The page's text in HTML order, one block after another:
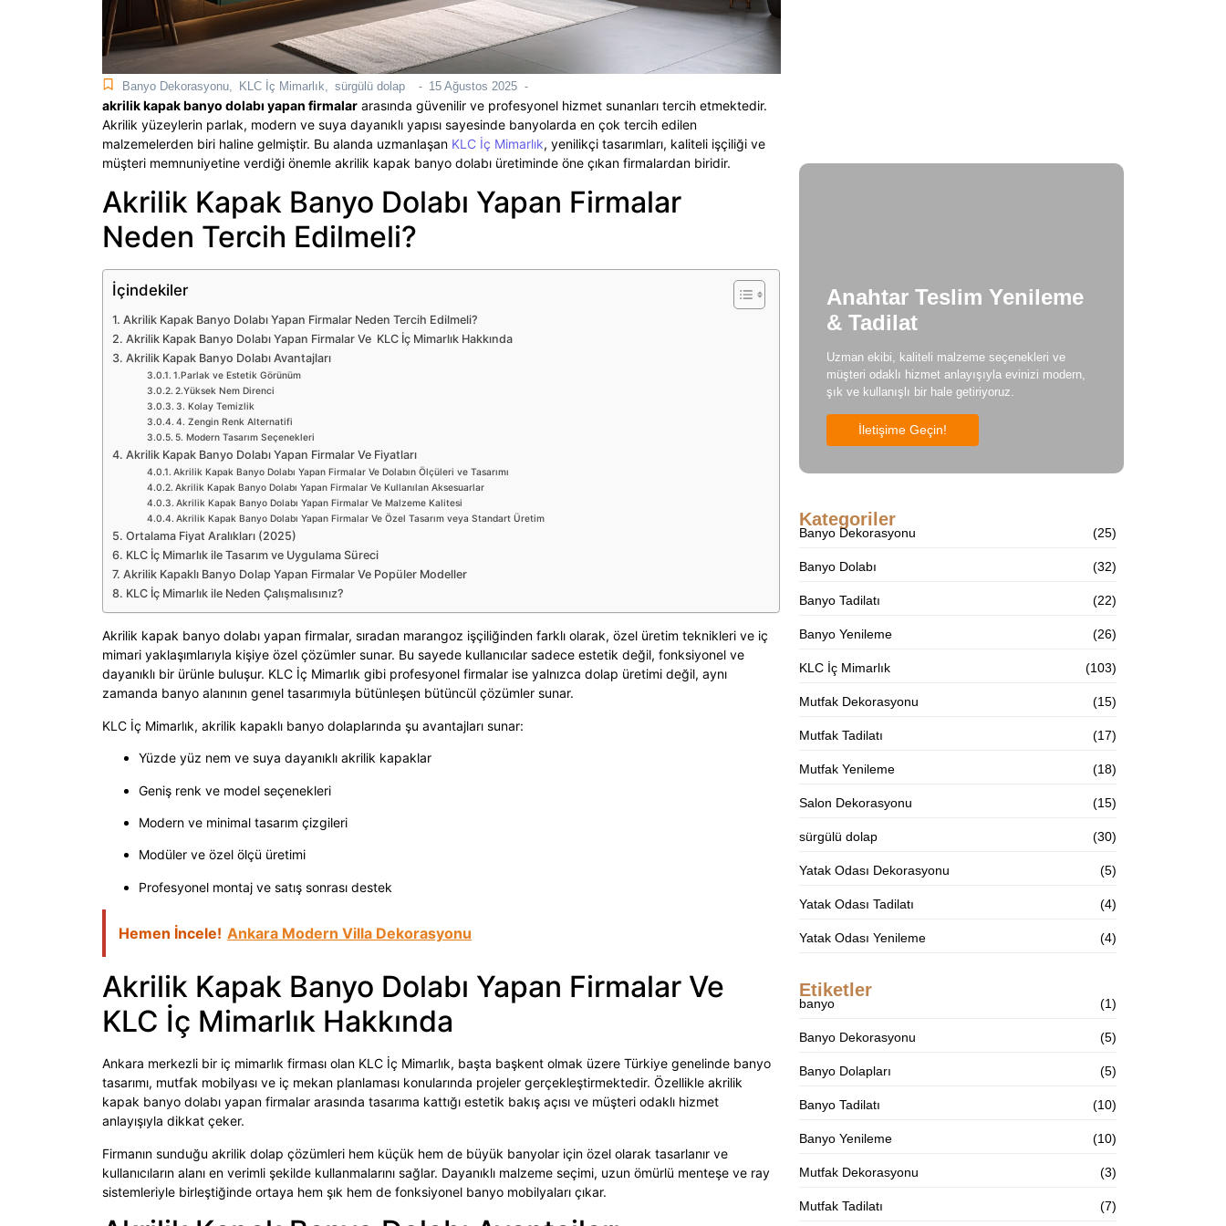
Banyo Dekorasyonu KLC İç Mimarlık sürgülü dolap - 15 Ağustos 2025 -
akrilik kapak banyo dolabı yapan firmalar arasında güvenilir ve profesyonel hizmet sunanları tercih etmektedir.
Akrilik yüzeylerin parlak, modern ve suya dayanıklı yapısı sayesinde banyolarda en çok tercih edilen
malzemelerden biri haline gelmiştir. Bu alanda uzmanlaşan KLC İç Mimarlık, yenilikçi tasarımları, kaliteli işçiliği ve
müşteri memnuniyetine verdiği önemle akrilik kapak banyo dolabı üretiminde öne çıkan firmalardan biridir.
Akrilik Kapak Banyo Dolabı Yapan Firmalar
Neden Tercih Edilmeli?
İçindekiler
Akrilik Kapak Banyo Dolabı Yapan Firmalar Neden Tercih Edilmeli?
Akrilik Kapak Banyo Dolabı Yapan Firmalar Ve KLC İç Mimarlık Hakkında
Akrilik Kapak Banyo Dolabı Avantajları
1.Parlak ve Estetik Görünüm
2.Yüksek Nem Direnci
3. Kolay Temizlik
4. Zengin Renk Alternatifi
5. Modern Tasarım Seçenekleri
Akrilik Kapak Banyo Dolabı Yapan Firmalar Ve Fiyatları
Akrilik Kapak Banyo Dolabı Yapan Firmalar Ve Dolabın Ölçüleri ve Tasarımı
Akrilik Kapak Banyo Dolabı Yapan Firmalar Ve Kullanılan Aksesuarlar
Akrilik Kapak Banyo Dolabı Yapan Firmalar Ve Malzeme Kalitesi
Akrilik Kapak Banyo Dolabı Yapan Firmalar Ve Özel Tasarım veya Standart Üretim
Ortalama Fiyat Aralıkları (2025)
KLC İç Mimarlık ile Tasarım ve Uygulama Süreci
Akrilik Kapaklı Banyo Dolap Yapan Firmalar Ve Popüler Modeller
KLC İç Mimarlık ile Neden Çalışmalısınız?
Akrilik kapak banyo dolabı yapan firmalar, sıradan marangoz işçiliğinden farklı olarak, özel üretim teknikleri ve iç
mimari yaklaşımlarıyla kişiye özel çözümler sunar. Bu sayede kullanıcılar sadece estetik değil, fonksiyonel ve
dayanıklı bir ürünle buluşur. KLC İç Mimarlık gibi profesyonel firmalar ise yalnızca dolap üretimi değil, aynı
zamanda banyo alanının genel tasarımıyla bütünleşen bütüncül çözümler sunar.
KLC İç Mimarlık, akrilik kapaklı banyo dolaplarında şu avantajları sunar:
Yüzde yüz nem ve suya dayanıklı akrilik kapaklar
Geniş renk ve model seçenekleri
Modern ve minimal tasarım çizgileri
Modüler ve özel ölçü üretimi
Profesyonel montaj ve satış sonrası destek
Hemen İncele! Ankara Modern Villa Dekorasyonu
Akrilik Kapak Banyo Dolabı Yapan Firmalar Ve
KLC İç Mimarlık Hakkında
Ankara merkezli bir iç mimarlık firması olan KLC İç Mimarlık, başta başkent olmak üzere Türkiye genelinde banyo
tasarımı, mutfak mobilyası ve iç mekan planlaması konularında projeler gerçekleştirmektedir. Özellikle akrilik
kapak banyo dolabı yapan firmalar arasında tasarıma kattığı estetik bakış açısı ve müşteri odaklı hizmet
anlayışıyla dikkat çeker.
Firmanın sunduğu akrilik dolap çözümleri hem küçük hem de büyük banyolar için özel olarak tasarlanır ve
kullanıcıların alanı en verimli şekilde kullanmalarını sağlar. Dayanıklı malzeme seçimi, uzun ömürlü menteşe ve ray
sistemleriyle birleştiğinde ortaya hem şık hem de fonksiyonel banyo mobilyaları çıkar.
Anahtar Teslim Yenileme
& Tadilat
Uzman ekibi, kaliteli malzeme seçenekleri ve
müşteri odaklı hizmet anlayışıyla evinizi modern,
şık ve kullanışlı bir hale getiriyoruz.
İletişime Geçin!
Kategoriler
Banyo Dekorasyonu (25)
Banyo Dolabı (32)
Banyo Tadilatı (22)
Banyo Yenileme (26)
KLC İç Mimarlık (103)
Mutfak Dekorasyonu (15)
Mutfak Tadilatı (17)
Mutfak Yenileme (18)
Salon Dekorasyonu (15)
sürgülü dolap (30)
Yatak Odası Dekorasyonu (5)
Yatak Odası Tadilatı (4)
Yatak Odası Yenileme (4)
Etiketler
banyo (1)
Banyo Dekorasyonu (5)
Banyo Dolapları (5)
Banyo Tadilatı (10)
Banyo Yenileme (10)
Mutfak Dekorasyonu (3)
Mutfak Tadilatı (7)